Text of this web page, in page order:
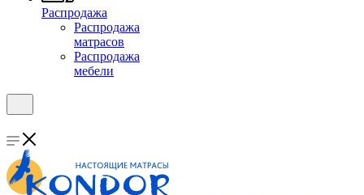
Распродажа
Распродажа
матрасов
Распродажа
мебели